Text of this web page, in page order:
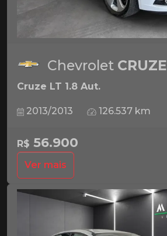
Chevrolet CRUZE
Cruze LT 1.8 Aut.
2013/2013 126.537 km
R$ 56.900
Ver mais